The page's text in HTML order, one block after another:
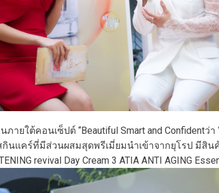
ภายใต้คอนเซ็ปต์ “Beautiful Smart and Confidentว่
นแคร์ที่มีส่วนผสมสุดพรีเมี่ยมนำเข้าจากยุโรป มีสินค้
revival Day Cream 3 ATIA ANTI AGING